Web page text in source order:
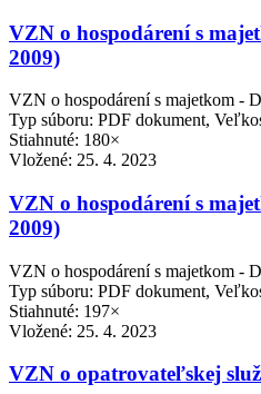
VZN o hospodárení s
2009)
VZN o hospodárení s majetkom -
Typ súboru: PDF dokument,
Stiahnuté: 180×
Vložené: 25. 4. 2023
VZN o hospodárení s
2009)
VZN o hospodárení s majetkom -
Typ súboru: PDF dokument,
Stiahnuté: 197×
Vložené: 25. 4. 2023
VZN o opatrovateľskej